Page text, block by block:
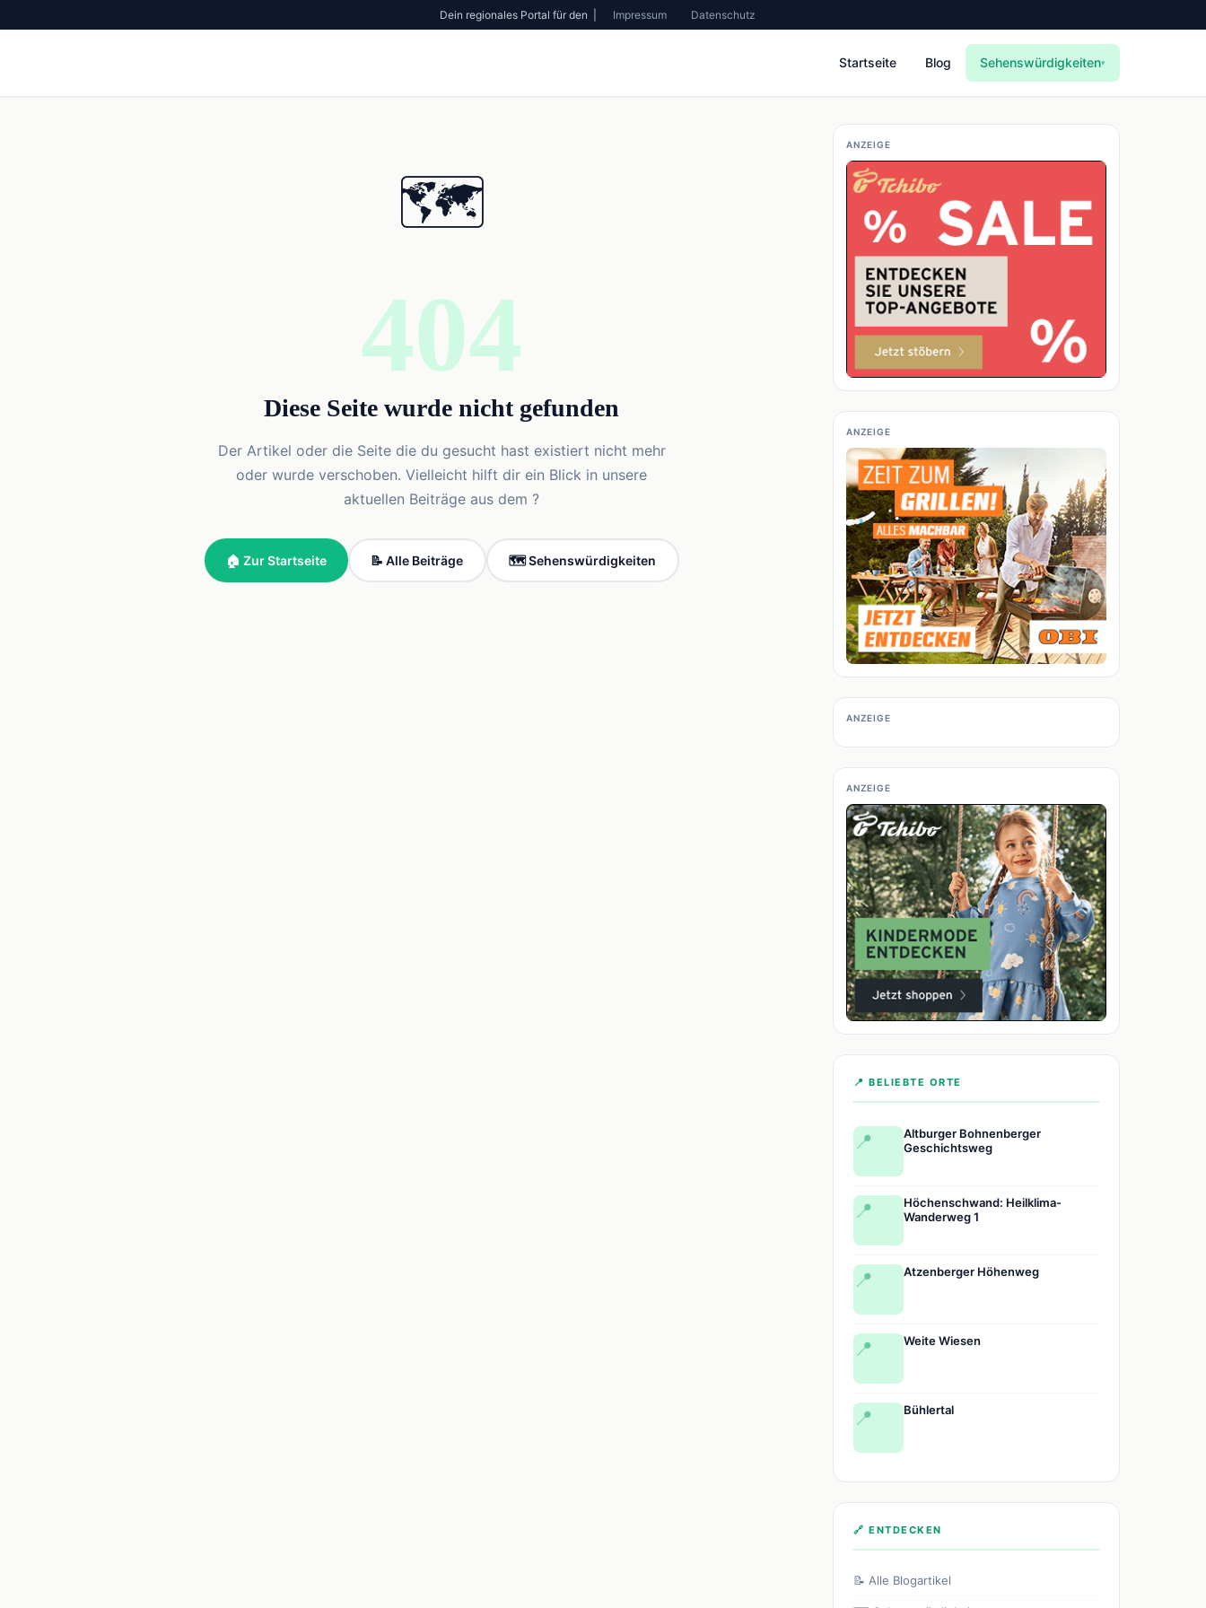
Dein regionales Portal für den | Impressum Datenschutz
Startseite Blog Sehenswürdigkeiten▾
ANZEIGE
ANZEIGE
ANZEIGE
ANZEIGE
📍 BELIEBTE ORTE
📍
Altburger Bohnenberger
Geschichtsweg
📍
Höchenschwand: Heilklima-
Wanderweg 1
📍 Atzenberger Höhenweg
📍 Weite Wiesen
📍 Bühlertal
🔗 ENTDECKEN
📝 Alle Blogartikel
🗺️
404
Diese Seite wurde nicht gefunden
Der Artikel oder die Seite die du gesucht hast existiert nicht mehr
oder wurde verschoben. Vielleicht hilft dir ein Blick in unsere
aktuellen Beiträge aus dem ?
🏠 Zur Startseite 📝 Alle Beiträge 🗺️ Sehenswürdigkeiten